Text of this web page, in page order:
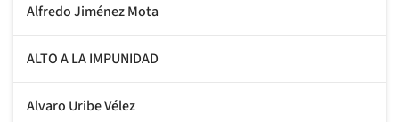
Alfredo Jiménez Mota
ALTO A LA IMPUNIDAD
Alvaro Uribe Vélez